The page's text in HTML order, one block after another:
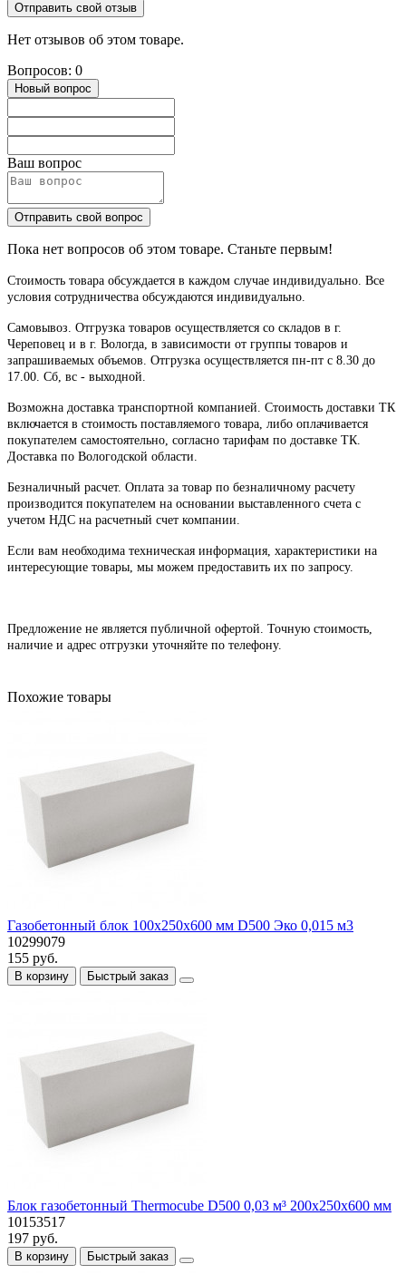
Отправить свой отзыв
Нет отзывов об этом товаре.
Вопросов: 0
Новый вопрос
Ваш вопрос
Отправить свой вопрос
Пока нет вопросов об этом товаре. Станьте первым!
Стоимость товара обсуждается в каждом случае индивидуально. Все
условия сотрудничества обсуждаются индивидуально.
Самовывоз. Отгрузка товаров осуществляется со складов в г.
Череповец и в г. Вологда, в зависимости от группы товаров и
запрашиваемых объемов. Отгрузка осуществляется пн-пт с 8.30 до
17.00. Сб, вс - выходной.
Возможна доставка транспортной компанией. Стоимость доставки ТК
включается в стоимость поставляемого товара, либо оплачивается
покупателем самостоятельно, согласно тарифам по доставке ТК.
Доставка по Вологодской области.
Безналичный расчет. Оплата за товар по безналичному расчету
производится покупателем на основании выставленного счета с
учетом НДС на расчетный счет компании.
Если вам необходима техническая информация, характеристики на
интересующие товары, мы можем предоставить их по запросу.
Предложение не является публичной офертой. Точную стоимость,
наличие и адрес отгрузки уточняйте по телефону.
Похожие товары
Газобетонный блок 100х250х600 мм D500 Эко 0,015 м3
10299079
155 руб.
В корзину Быстрый заказ
Блок газобетонный Thermocube D500 0,03 м³ 200х250х600 мм
10153517
197 руб.
В корзину Быстрый заказ